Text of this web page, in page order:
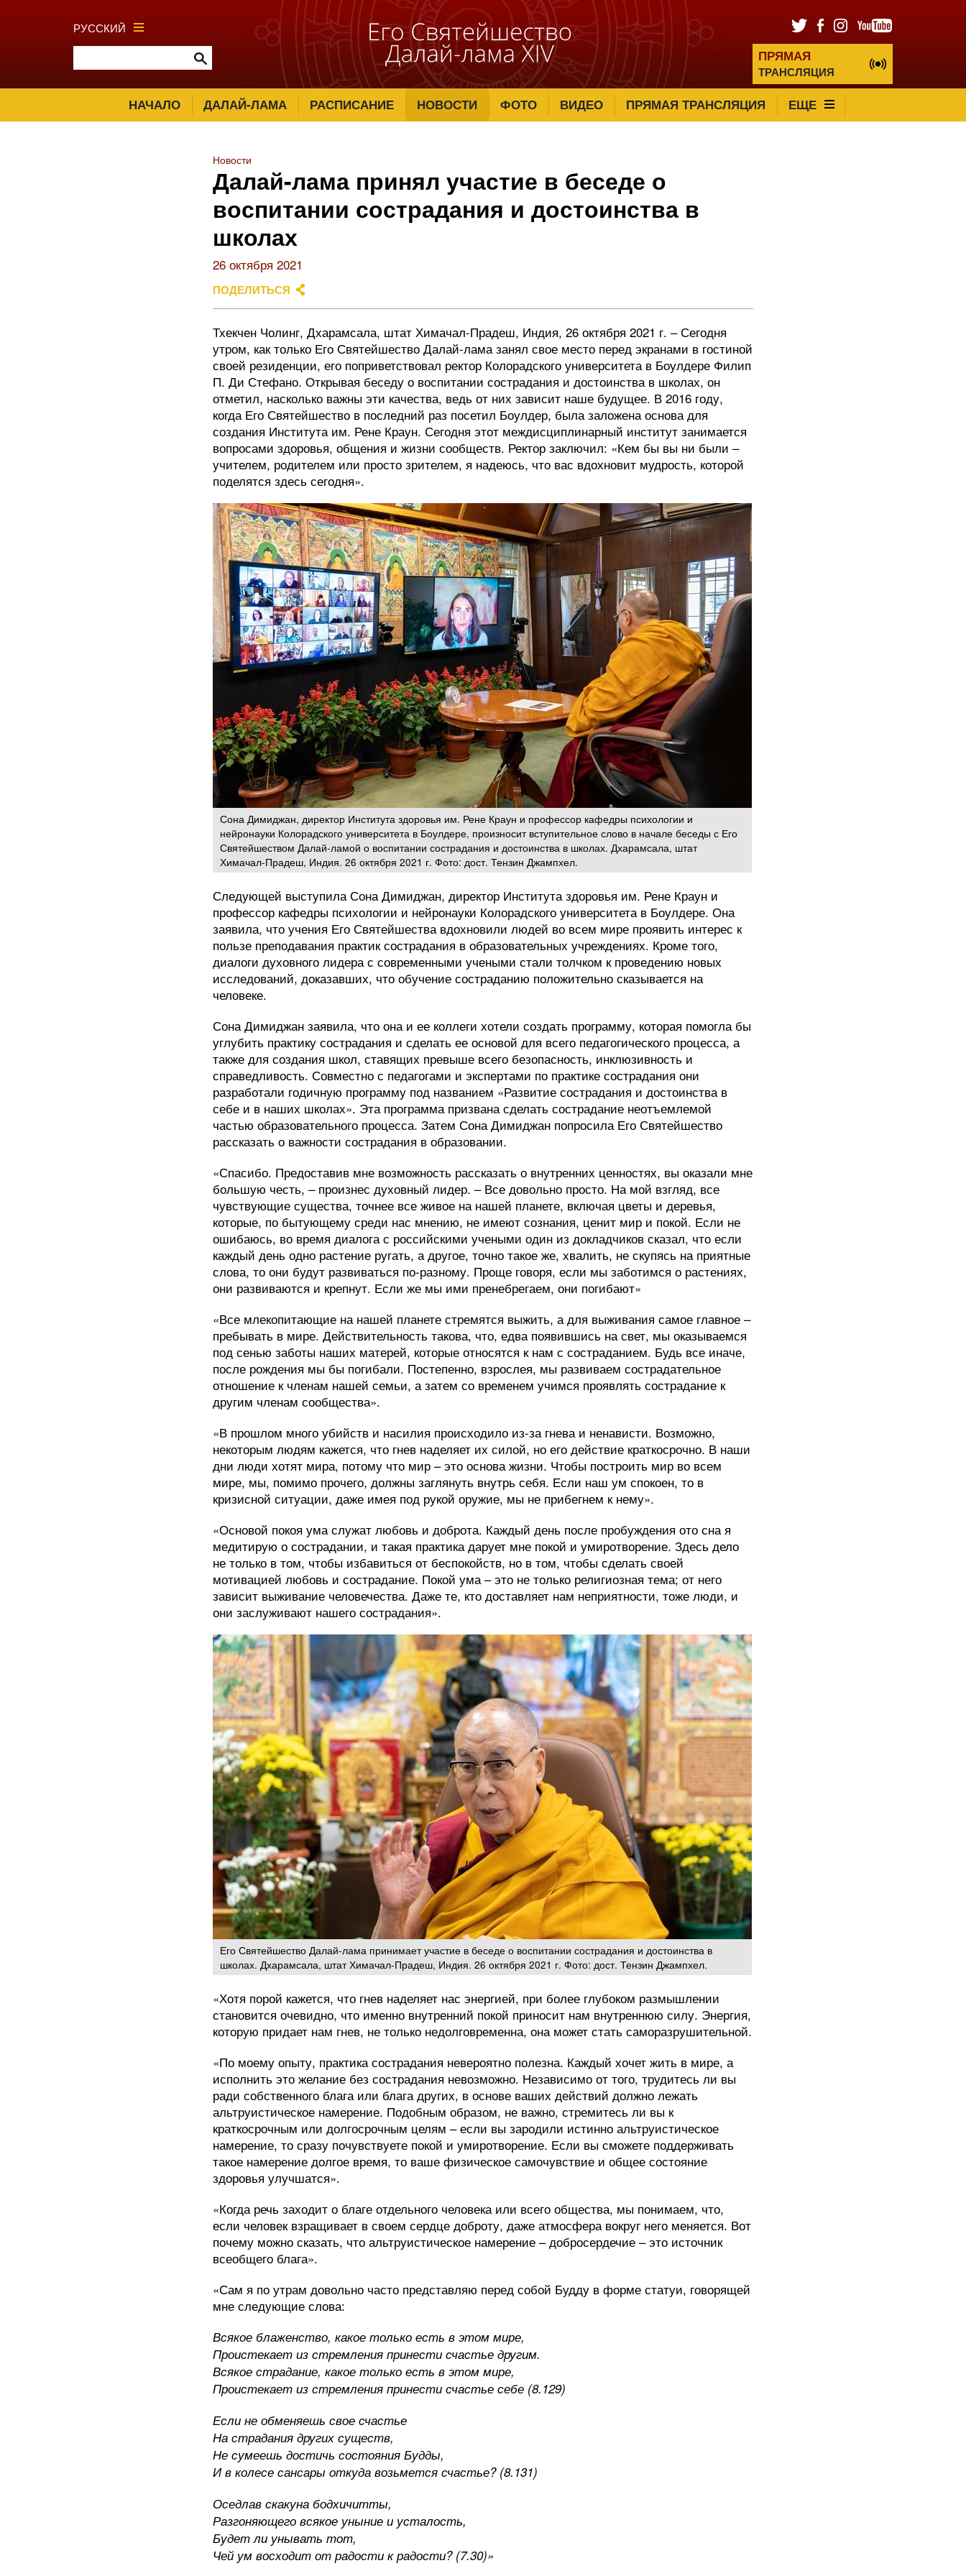
РУССКИЙ
ПРЯМАЯ
ТРАНСЛЯЦИЯ
НАЧАЛО ДАЛАЙ-ЛАМА РАСПИСАНИЕ НОВОСТИ ФОТО ВИДЕО ПРЯМАЯ ТРАНСЛЯЦИЯ ЕЩЕ
Новости
Далай-лама принял участие в беседе о
воспитании сострадания и достоинства в
школах
26 октября 2021
ПОДЕЛИТЬСЯ
Тхекчен Чолинг, Дхарамсала, штат Химачал-Прадеш, Индия, 26 октября 2021 г. – Сегодня
утром, как только Его Святейшество Далай-лама занял свое место перед экранами в гостиной
своей резиденции, его поприветствовал ректор Колорадского университета в Боулдере Филип
П. Ди Стефано. Открывая беседу о воспитании сострадания и достоинства в школах, он
отметил, насколько важны эти качества, ведь от них зависит наше будущее. В 2016 году,
когда Его Святейшество в последний раз посетил Боулдер, была заложена основа для
создания Института им. Рене Краун. Сегодня этот междисциплинарный институт занимается
вопросами здоровья, общения и жизни сообществ. Ректор заключил: «Кем бы вы ни были –
учителем, родителем или просто зрителем, я надеюсь, что вас вдохновит мудрость, которой
поделятся здесь сегодня».
Сона Димиджан, директор Института здоровья им. Рене Краун и профессор кафедры психологии и
нейронауки Колорадского университета в Боулдере, произносит вступительное слово в начале беседы с Его
Святейшеством Далай-ламой о воспитании сострадания и достоинства в школах. Дхарамсала, штат
Химачал-Прадеш, Индия. 26 октября 2021 г. Фото: дост. Тензин Джампхел.
Следующей выступила Сона Димиджан, директор Института здоровья им. Рене Краун и
профессор кафедры психологии и нейронауки Колорадского университета в Боулдере. Она
заявила, что учения Его Святейшества вдохновили людей во всем мире проявить интерес к
пользе преподавания практик сострадания в образовательных учреждениях. Кроме того,
диалоги духовного лидера с современными учеными стали толчком к проведению новых
исследований, доказавших, что обучение состраданию положительно сказывается на
человеке.
Сона Димиджан заявила, что она и ее коллеги хотели создать программу, которая помогла бы
углубить практику сострадания и сделать ее основой для всего педагогического процесса, а
также для создания школ, ставящих превыше всего безопасность, инклюзивность и
справедливость. Совместно с педагогами и экспертами по практике сострадания они
разработали годичную программу под названием «Развитие сострадания и достоинства в
себе и в наших школах». Эта программа призвана сделать сострадание неотъемлемой
частью образовательного процесса. Затем Сона Димиджан попросила Его Святейшество
рассказать о важности сострадания в образовании.
«Спасибо. Предоставив мне возможность рассказать о внутренних ценностях, вы оказали мне
большую честь, – произнес духовный лидер. – Все довольно просто. На мой взгляд, все
чувствующие существа, точнее все живое на нашей планете, включая цветы и деревья,
которые, по бытующему среди нас мнению, не имеют сознания, ценит мир и покой. Если не
ошибаюсь, во время диалога с российскими учеными один из докладчиков сказал, что если
каждый день одно растение ругать, а другое, точно такое же, хвалить, не скупясь на приятные
слова, то они будут развиваться по-разному. Проще говоря, если мы заботимся о растениях,
они развиваются и крепнут. Если же мы ими пренебрегаем, они погибают»
«Все млекопитающие на нашей планете стремятся выжить, а для выживания самое главное –
пребывать в мире. Действительность такова, что, едва появившись на свет, мы оказываемся
под сенью заботы наших матерей, которые относятся к нам с состраданием. Будь все иначе,
после рождения мы бы погибали. Постепенно, взрослея, мы развиваем сострадательное
отношение к членам нашей семьи, а затем со временем учимся проявлять сострадание к
другим членам сообщества».
«В прошлом много убийств и насилия происходило из-за гнева и ненависти. Возможно,
некоторым людям кажется, что гнев наделяет их силой, но его действие краткосрочно. В наши
дни люди хотят мира, потому что мир – это основа жизни. Чтобы построить мир во всем
мире, мы, помимо прочего, должны заглянуть внутрь себя. Если наш ум спокоен, то в
кризисной ситуации, даже имея под рукой оружие, мы не прибегнем к нему».
«Основой покоя ума служат любовь и доброта. Каждый день после пробуждения ото сна я
медитирую о сострадании, и такая практика дарует мне покой и умиротворение. Здесь дело
не только в том, чтобы избавиться от беспокойств, но в том, чтобы сделать своей
мотивацией любовь и сострадание. Покой ума – это не только религиозная тема; от него
зависит выживание человечества. Даже те, кто доставляет нам неприятности, тоже люди, и
они заслуживают нашего сострадания».
Его Святейшество Далай-лама принимает участие в беседе о воспитании сострадания и достоинства в
школах. Дхарамсала, штат Химачал-Прадеш, Индия. 26 октября 2021 г. Фото: дост. Тензин Джампхел.
«Хотя порой кажется, что гнев наделяет нас энергией, при более глубоком размышлении
становится очевидно, что именно внутренний покой приносит нам внутреннюю силу. Энергия,
которую придает нам гнев, не только недолговременна, она может стать саморазрушительной.
«По моему опыту, практика сострадания невероятно полезна. Каждый хочет жить в мире, а
исполнить это желание без сострадания невозможно. Независимо от того, трудитесь ли вы
ради собственного блага или блага других, в основе ваших действий должно лежать
альтруистическое намерение. Подобным образом, не важно, стремитесь ли вы к
краткосрочным или долгосрочным целям – если вы зародили истинно альтруистическое
намерение, то сразу почувствуете покой и умиротворение. Если вы сможете поддерживать
такое намерение долгое время, то ваше физическое самочувствие и общее состояние
здоровья улучшатся».
«Когда речь заходит о благе отдельного человека или всего общества, мы понимаем, что,
если человек взращивает в своем сердце доброту, даже атмосфера вокруг него меняется. Вот
почему можно сказать, что альтруистическое намерение – добросердечие – это источник
всеобщего блага».
«Сам я по утрам довольно часто представляю перед собой Будду в форме статуи, говорящей
мне следующие слова:
Всякое блаженство, какое только есть в этом мире,
Проистекает из стремления принести счастье другим.
Всякое страдание, какое только есть в этом мире,
Проистекает из стремления принести счастье себе (8.129)
Если не обменяешь свое счастье
На страдания других существ,
Не сумеешь достичь состояния Будды,
И в колесе сансары откуда возьмется счастье? (8.131)
Оседлав скакуна бодхичитты,
Разгоняющего всякое уныние и усталость,
Будет ли унывать тот,
Чей ум восходит от радости к радости? (7.30)»